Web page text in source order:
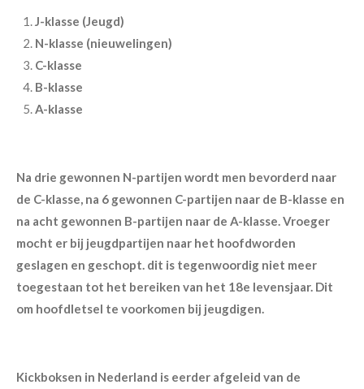
J-klasse (Jeugd)
N-klasse (nieuwelingen)
C-klasse
B-klasse
A-klasse
Na drie gewonnen N-partijen wordt men bevorderd naar
de C-klasse, na 6 gewonnen C-partijen naar de B-klasse en
na acht gewonnen B-partijen naar de A-klasse. Vroeger
mocht er bij jeugdpartijen naar het hoofdworden
geslagen en geschopt. dit is tegenwoordig niet meer
toegestaan tot het bereiken van het 18e levensjaar. Dit
om hoofdletsel te voorkomen bij jeugdigen.
Kickboksen in Nederland is eerder afgeleid van de